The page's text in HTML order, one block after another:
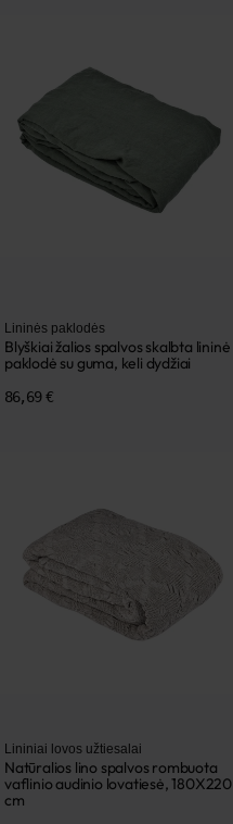
Lininės paklodės
Blyškiai žalios spalvos skalbta lininė
paklodė su guma, keli dydžiai
86,69 €
Lininiai lovos užtiesalai
Natūralios lino spalvos rombuota
vaflinio audinio lovatiesė, 180X220
cm